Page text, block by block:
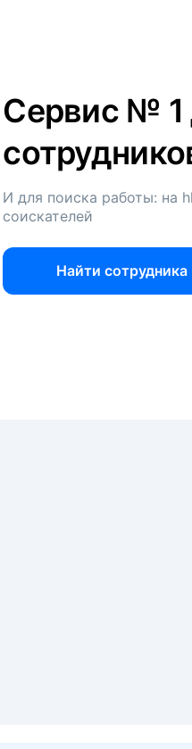
Сервис № 1
И для поиска работы: на
соискателей
Найти сотрудника